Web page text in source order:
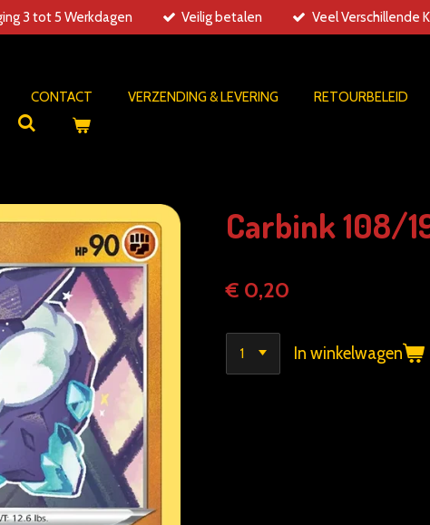
3 tot 5 Werkdagen Veilig betalen Veel Verschillende
CONTACT VERZENDING & LEVERING RETOURBELEID
Carbink 108/
€ 0,20
In winkelwagen